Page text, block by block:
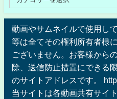
動画やサムネイルで使用し
等は全てその権利所有者様
ございません。お客様から
除、送信防止措置にできる
のサイトアドレスです。
当サイトは各動画共有サイ